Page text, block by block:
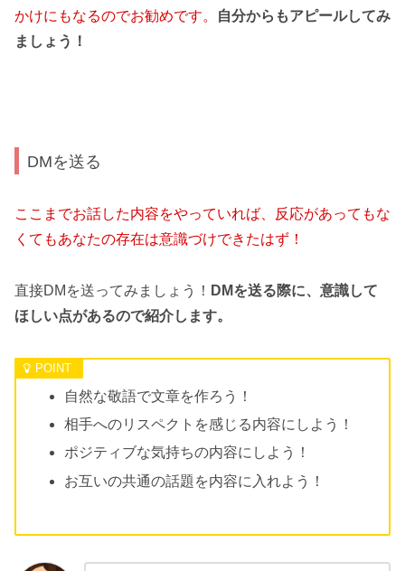
かけにもなるのでお勧めです。
自分からもアピールしてみ
ましょう！
DMを送る
ここまでお話した内容をやっていれば、
反応があってもな
くてもあなたの存在は意識づけできたはず！
直接DMを送ってみましょう！ DMを送る際に、意識して
ほしい点があるので紹介します。
自然な敬語で文章を作ろう！
相手へのリスペクトを感じる内容にしよう！
ポジティブな気持ちの内容にしよう！
お互いの共通の話題を内容に入れよう！